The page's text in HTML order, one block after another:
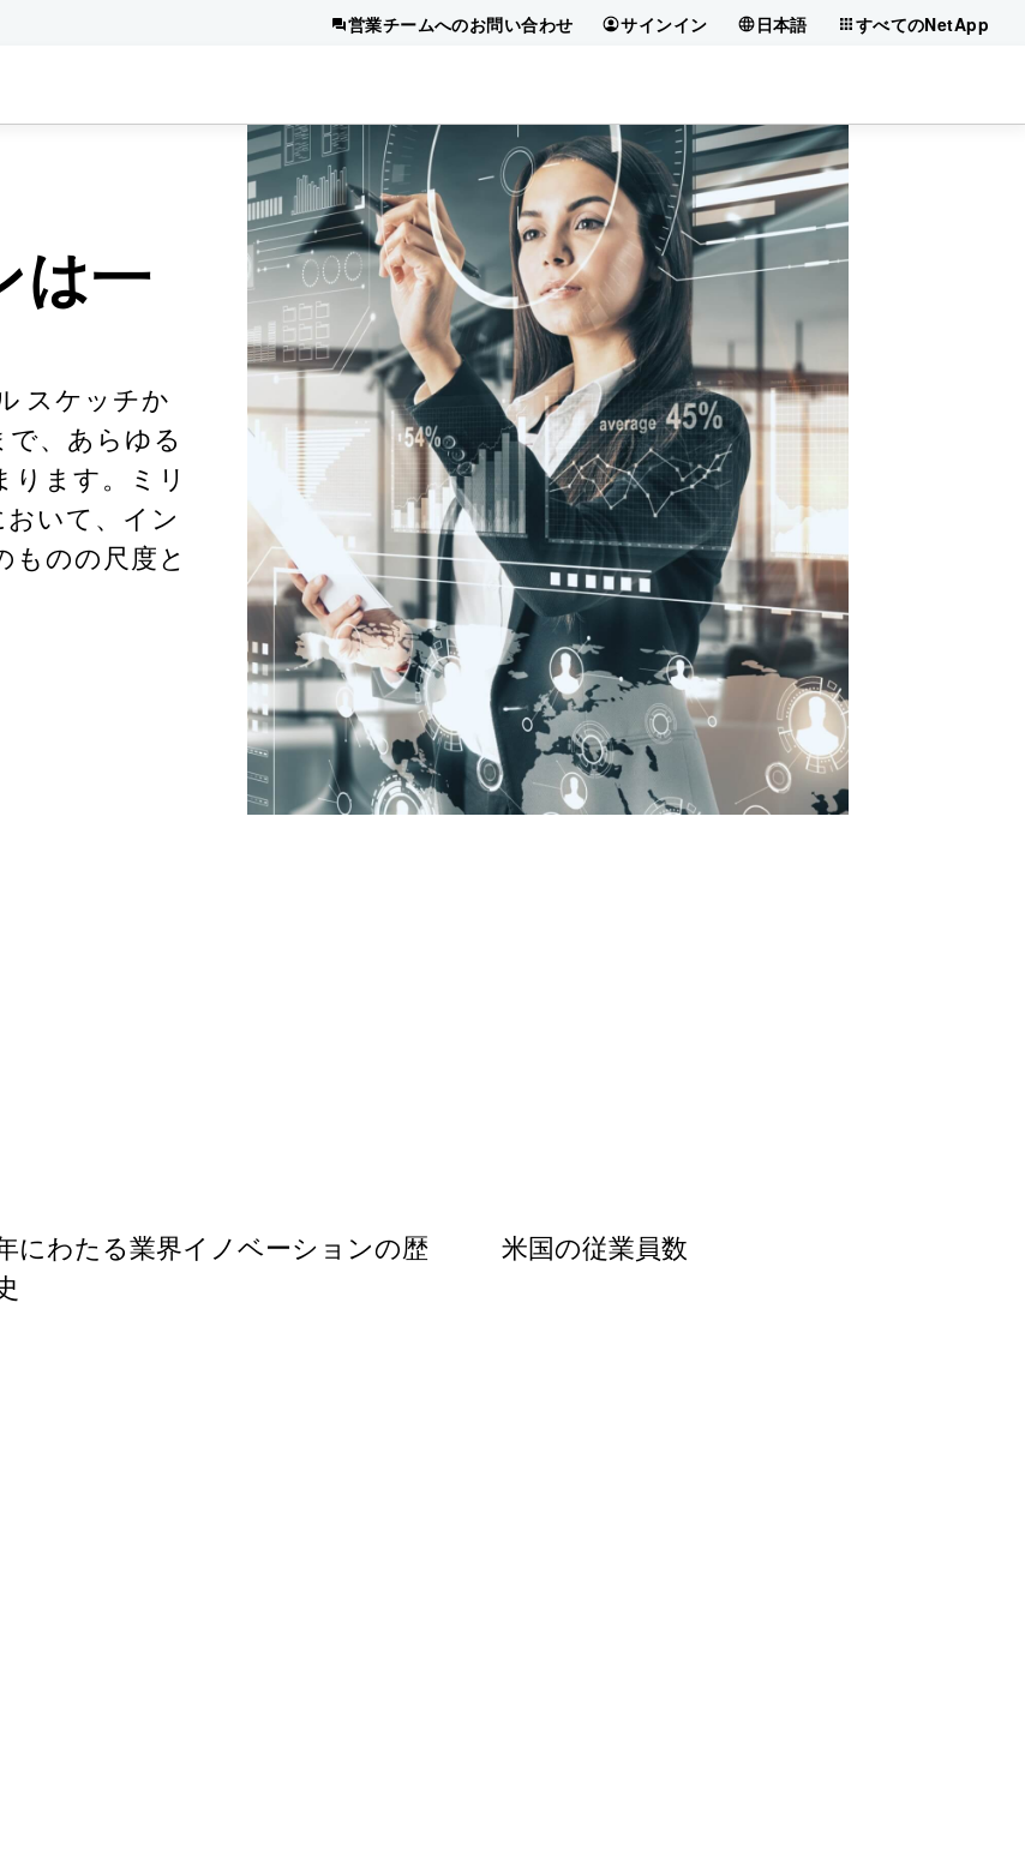
営業チームへのお問い合わせ サインイン 日本語 すべてのNetApp
は一
スケッチか
で、あらゆる
ります。ミリ
いて、イン
ものの尺度と
にわたる業界イノベーションの歴
米国の従業員数